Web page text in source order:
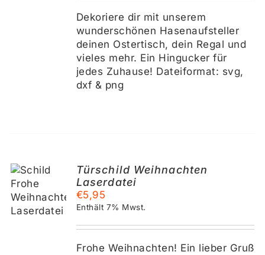
Dekoriere dir mit unserem
wunderschönen Hasenaufsteller
deinen Ostertisch, dein Regal und
vieles mehr. Ein Hingucker für
jedes Zuhause! Dateiformat: svg,
dxf & png
Türschild Weihnachten
Laserdatei
€5,95
Enthält 7% Mwst.
Frohe Weihnachten! Ein lieber Gruß